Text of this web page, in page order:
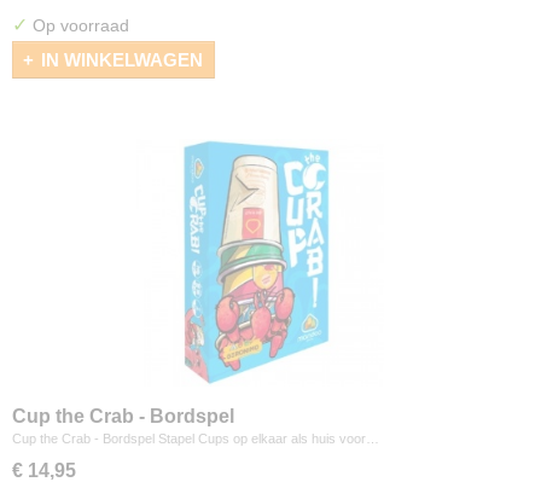
✓ Op voorraad
IN WINKELWAGEN
Cup the Crab - Bordspel
Cup the Crab - Bordspel Stapel Cups op elkaar als huis voor…
€ 14,95